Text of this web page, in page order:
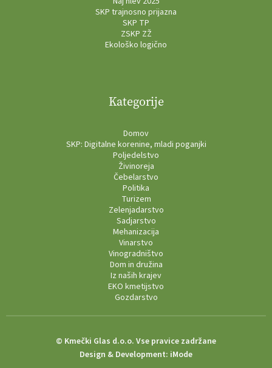
SKP trajnosno prijazna
SKP TP
ZSKP ZŽ
Ekološko logično
Kategorije
Domov
SKP: Digitalne korenine, mladi poganjki
Poljedelstvo
Živinoreja
Čebelarstvo
Politika
Turizem
Zelenjadarstvo
Sadjarstvo
Mehanizacija
Vinarstvo
Vinogradništvo
Dom in družina
Iz naših krajev
EKO kmetijstvo
Gozdarstvo
© Kmečki Glas d.o.o. Vse pravice zadržane
Design & Development: iMode